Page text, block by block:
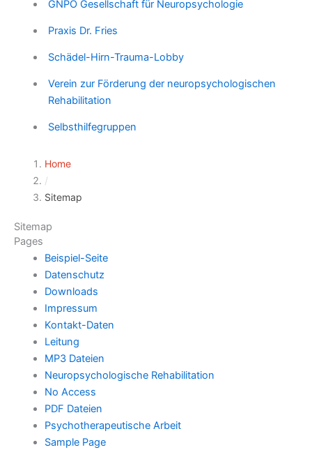
GNPÖ Gesellschaft für Neuropsychologie
Praxis Dr. Fries
Schädel-Hirn-Trauma-Lobby
Verein zur Förderung der neuropsychologischen
Rehabilitation
Selbsthilfegruppen
Home
/
Sitemap
Sitemap
Pages
Beispiel-Seite
Datenschutz
Downloads
Impressum
Kontakt-Daten
Leitung
MP3 Dateien
Neuropsychologische Rehabilitation
No Access
PDF Dateien
Psychotherapeutische Arbeit
Sample Page